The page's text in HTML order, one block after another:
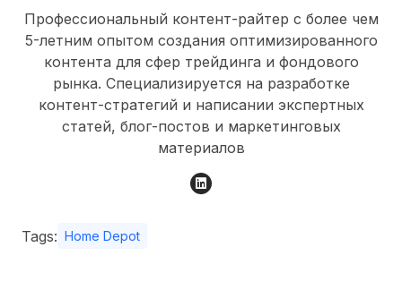
Профессиональный контент-райтер с более чем
5-летним опытом создания оптимизированного
контента для сфер трейдинга и фондового
рынка. Специализируется на разработке
контент-стратегий и написании экспертных
статей, блог-постов и маркетинговых
материалов
Tags: Home Depot